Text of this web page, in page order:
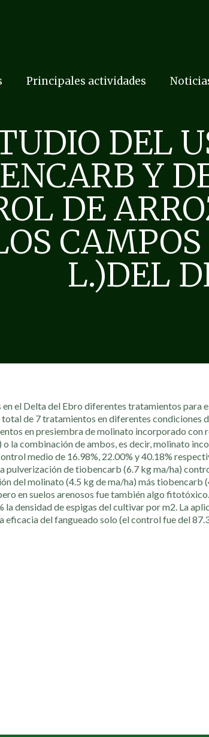
Principales actividades
DEL
Y
DE
L.)DEL
en el Delta del Ebro diferentes tratamientos
total de 7 tratamientos en diferentes condiciones
en presiembra de molinato incorporado
la combinación de ambos, es decir, molinato
medio de 16.98%, 22.00% y 40.18%
pulverización de tiobencarb (6.7 kg ma/ha)
del molinato (4.5 kg de ma/ha) más tiobencarb
en suelos arenosos fue también algo
la densidad de espigas del cultivar por m2. La
eficacia del fangueado solo (el control fue del